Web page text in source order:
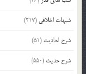
شبهات اخلاقی (217)
شرح احادیث (51)
شرح حدیث (550)